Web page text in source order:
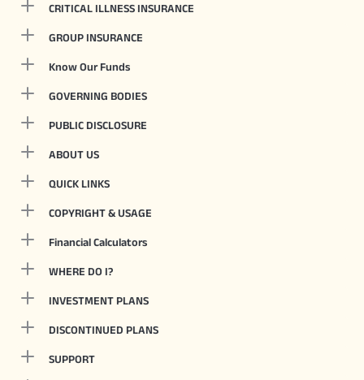
CRITICAL ILLNESS INSURANCE
GROUP INSURANCE
Know Our Funds
GOVERNING BODIES
PUBLIC DISCLOSURE
ABOUT US
QUICK LINKS
COPYRIGHT & USAGE
Financial Calculators
WHERE DO I?
INVESTMENT PLANS
DISCONTINUED PLANS
SUPPORT